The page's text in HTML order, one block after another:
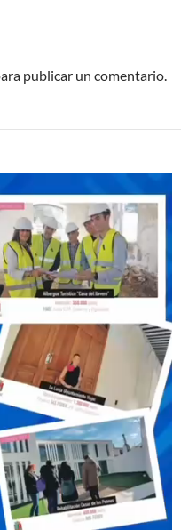
publicar un comentario.